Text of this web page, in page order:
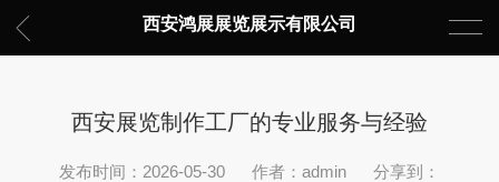
西安鸿展展览展示有限公司
西安展览制作工厂的专业服务与经验
发布时间：2026-05-30 作者：admin
分享到：